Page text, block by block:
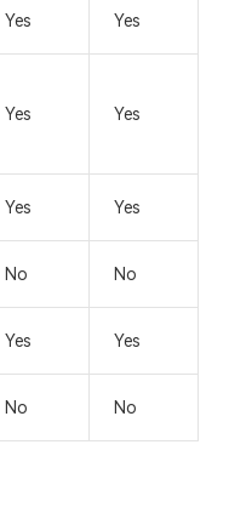
Yes Yes
Yes Yes
Yes Yes
No No
Yes Yes
No No